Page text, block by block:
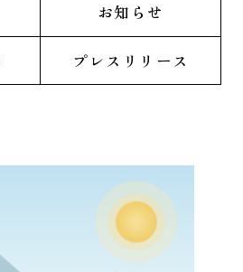
お知らせ
プレスリリース